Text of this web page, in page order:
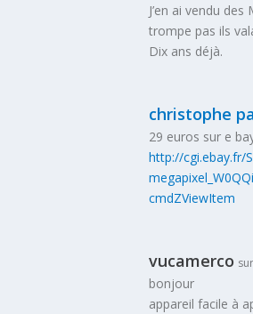
J’en ai vendu
trompe pas ils
Dix ans déjà.
christophe
29 euros sur e
http://cgi.ebay.fr/
cmdZViewItem
vucamerco
bonjour
appareil facile à